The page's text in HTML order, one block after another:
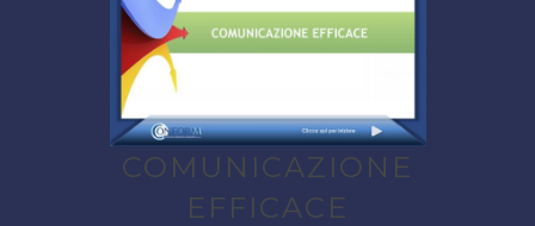
COMUNICAZIONE
EFFICACE